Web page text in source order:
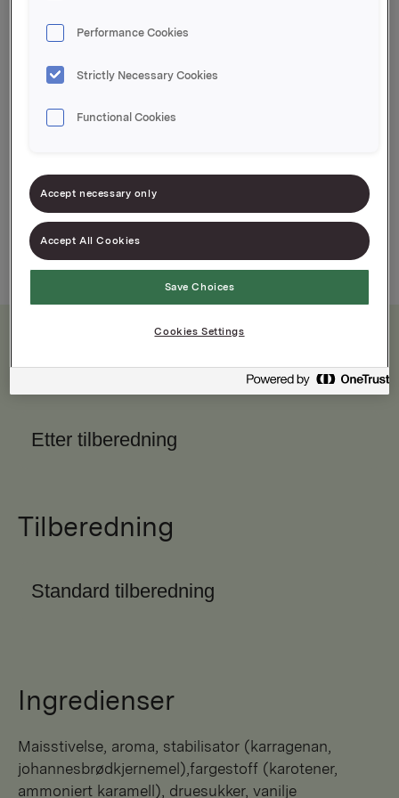
Varenummer: 07037610187954
tilberedning
Kjent og klassisk norsk smak
Næringsinnhold
Etter tilberedning
Tilberedning
Standard tilberedning
Ingredienser
maisstivelse, aroma, stabilisator (karragenan,
johannesbrødkjernemel),fargestoff (karotener,
ammoniert karamell), druesukker, vanilje
Performance Cookies
Strictly Necessary Cookies
Functional Cookies
Accept necessary only
Accept All Cookies
Save Choices
Cookies Settings